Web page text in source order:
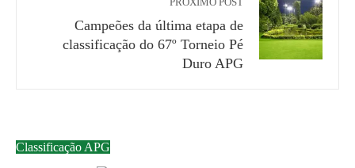
PRÓXIMO POST
Campeões da última etapa de
classificação do 67º Torneio Pé
Duro APG
Classificação APG